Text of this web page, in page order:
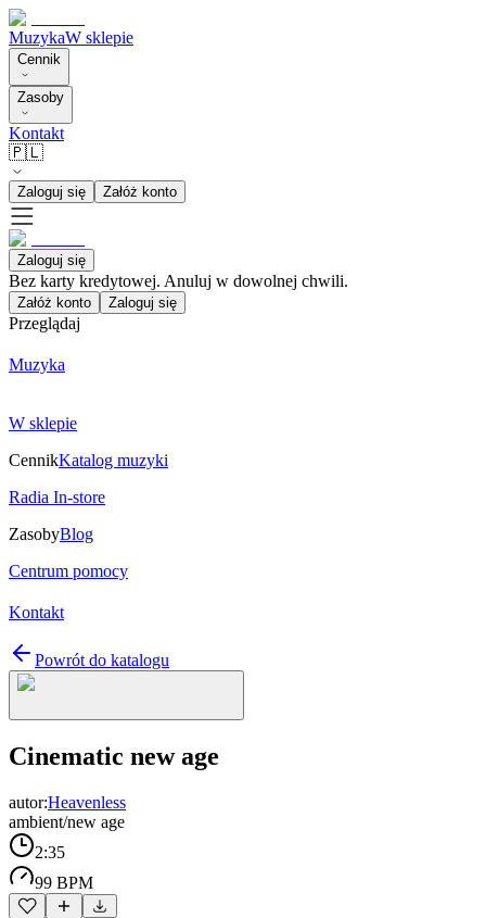
MuzykaW sklepie
Cennik
Zasoby
Kontakt
🇵🇱
Zaloguj się Załóż konto
Zaloguj się
Bez karty kredytowej. Anuluj w dowolnej chwili.
Załóż konto Zaloguj się
Przeglądaj
Muzyka
W sklepie
CennikKatalog muzyki
Radia In-store
ZasobyBlog
Centrum pomocy
Kontakt
Powrót do katalogu
Cinematic new age
autor:Heavenless
ambient/new age
2:35
99 BPM